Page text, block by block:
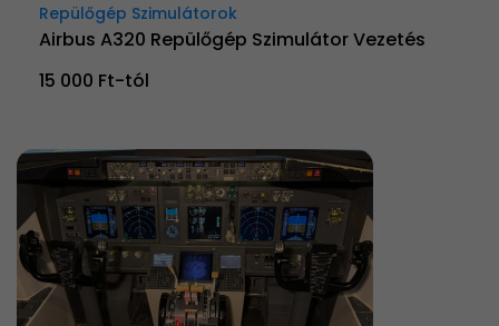
Repülőgép Szimulátorok
Airbus A320 Repülőgép Szimulátor Vezetés
15 000 Ft-tól